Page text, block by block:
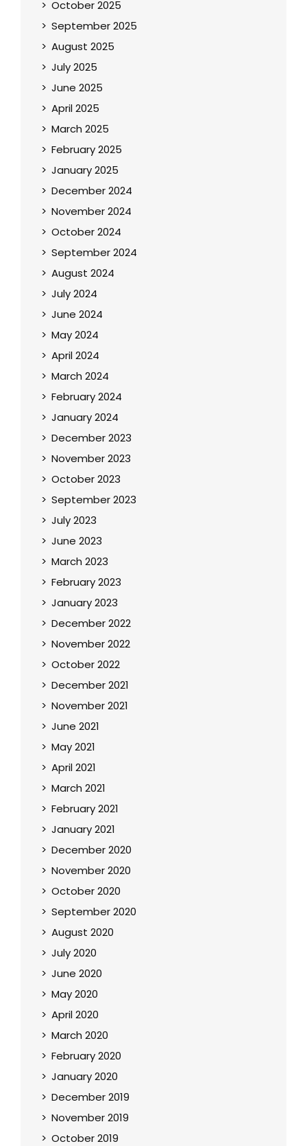
October 2025
September 2025
August 2025
July 2025
June 2025
April 2025
March 2025
February 2025
January 2025
December 2024
November 2024
October 2024
September 2024
August 2024
July 2024
June 2024
May 2024
April 2024
March 2024
February 2024
January 2024
December 2023
November 2023
October 2023
September 2023
July 2023
June 2023
March 2023
February 2023
January 2023
December 2022
November 2022
October 2022
December 2021
November 2021
June 2021
May 2021
April 2021
March 2021
February 2021
January 2021
December 2020
November 2020
October 2020
September 2020
August 2020
July 2020
June 2020
May 2020
April 2020
March 2020
February 2020
January 2020
December 2019
November 2019
October 2019